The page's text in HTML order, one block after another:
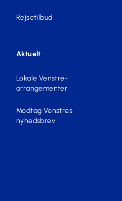
Rejsetilbud
Aktuelt
Lokale Venstre-
arrangementer
Modtag Venstres
nyhedsbrev